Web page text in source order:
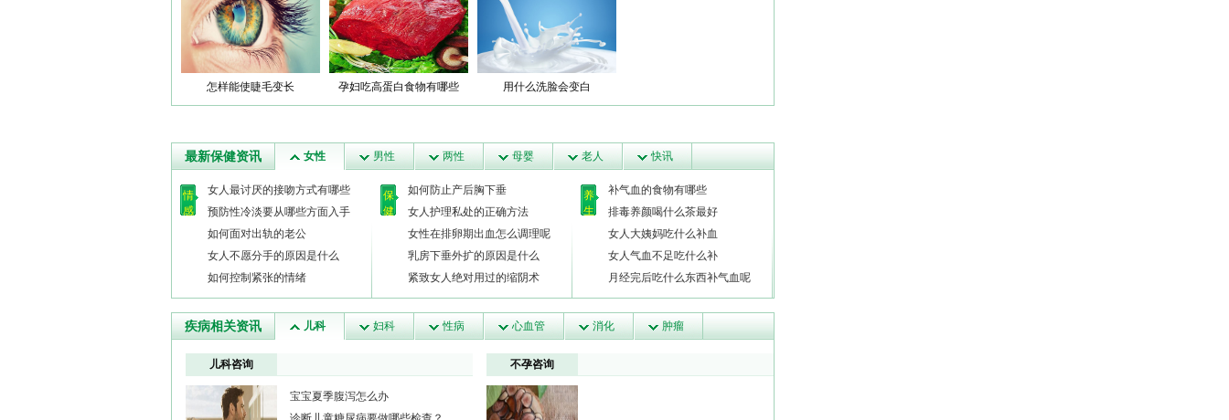
怎样能使睫毛变长 孕妇吃高蛋白食物有哪些 用什么洗脸会变白
最新保健资讯 女性 男性 两性 母婴 老人 快讯
情
感
女人最讨厌的接吻方式有哪些
预防性冷淡要从哪些方面入手
如何面对出轨的老公
女人不愿分手的原因是什么
如何控制紧张的情绪
保
健
如何防止产后胸下垂
女人护理私处的正确方法
女性在排卵期出血怎么调理呢
乳房下垂外扩的原因是什么
紧致女人绝对用过的缩阴术
养
生
补气血的食物有哪些
排毒养颜喝什么茶最好
女人大姨妈吃什么补血
女人气血不足吃什么补
月经完后吃什么东西补气血呢
疾病相关资讯 儿科 妇科 性病 心血管 消化 肿瘤
儿科咨询
宝宝夏季腹泻怎么办
不孕咨询